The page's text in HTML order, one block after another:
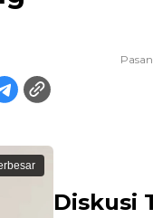
Diskusi